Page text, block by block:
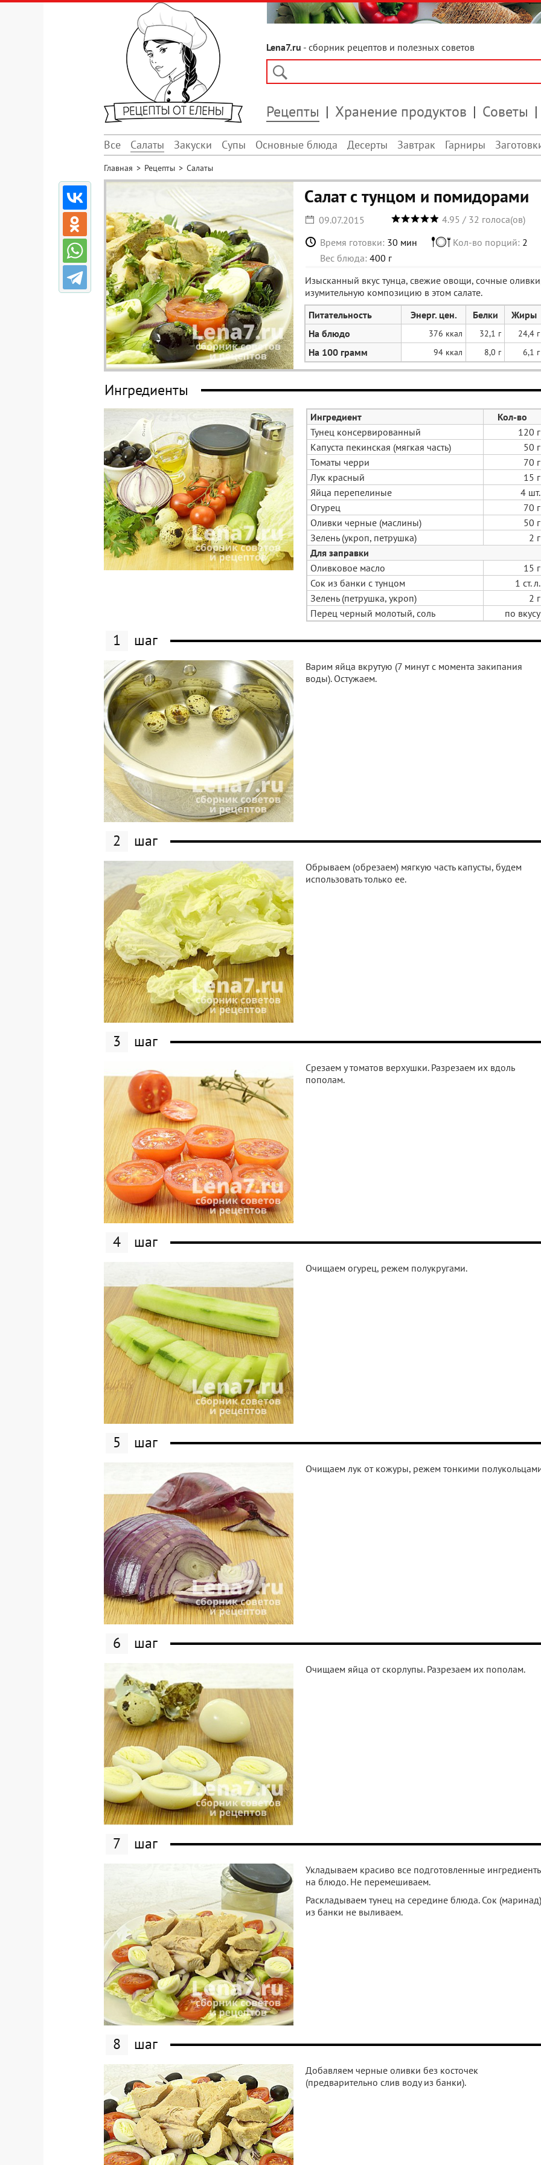
Lena7.ru - сборник рецептов и полезных советов
Рецепты Хранение продуктов Советы
Все Салаты Закуски Супы Основные блюда Десерты Завтрак Гарниры
Главная > Рецепты > Салаты
Салат с тунцом и помидорами
09.07.2015 4.95 / 32 голоса(ов)
Время готовки: 30 мин Кол-во порций: 2
Вес блюда: 400 г
Изысканный вкус тунца, свежие овощи, сочные
изумительную композицию в этом салате.
Питательность
Энерг. цен. Белки
Жиры
На блюдо
376 ккал 32,1 г 24,4 г
На 100 грамм 94 ккал 8,0 г 6,1 г
Ингредиенты
Ингредиент
Кол-во
Тунец консервированный
120 г
Капуста пекинская (мягкая часть)
50 г
Томаты черри
70 г
Лук красный
15 г
Яйца перепелиные
4 шт.
Огурец
70 г
Оливки черные (маслины)
50 г
Зелень (укроп, петрушка)
2 г
Для заправки
Оливковое масло
15 г
Сок из банки с тунцом
1 ст. л.
Зелень (петрушка, укроп)
2 г
Перец черный молотый, соль
по вкусу
1 шаг
Варим яйца вкрутую (7 минут с момента закипания
воды). Остужаем.
2 шаг
Обрываем (обрезаем) мягкую часть капусты, будем
использовать только ее.
3 шаг
Срезаем у томатов верхушки. Разрезаем их вдоль
пополам.
4 шаг
Очищаем огурец, режем полукругами.
5 шаг
Очищаем лук от кожуры, режем тонкими
6 шаг
Очищаем яйца от скорлупы. Разрезаем их пополам.
7 шаг
Укладываем красиво все подготовленные
на блюдо. Не перемешиваем.
Раскладываем тунец на середине блюда. Сок (маринад)
из банки не выливаем.
8 шаг
Добавляем черные оливки без косточек
(предварительно слив воду из банки).